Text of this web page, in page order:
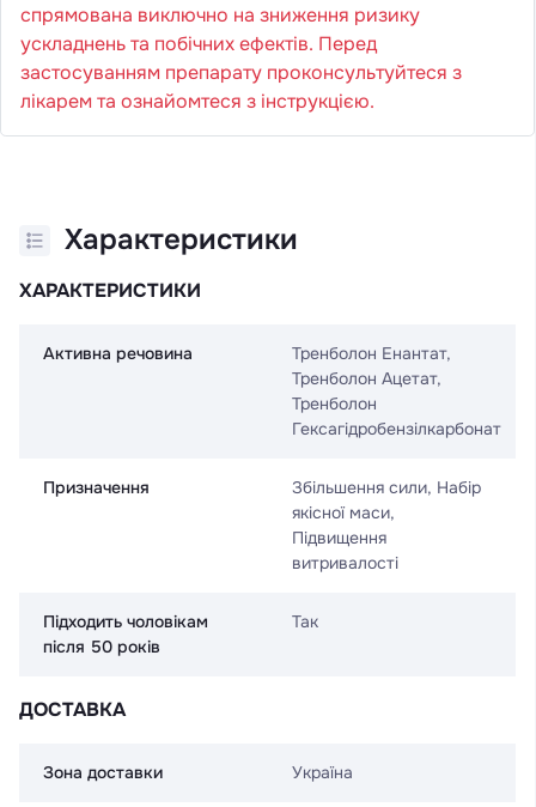
спрямована виключно на зниження ризику
ускладнень та побічних ефектів. Перед
застосуванням препарату проконсультуйтеся з
лікарем та ознайомтеся з інструкцією.
Характеристики
ХАРАКТЕРИСТИКИ
Активна речовина
Тренболон Eнантат,
Тренболон Ацетат,
Тренболон
Гексагідробензілкарбонат
Призначення
Збільшення сили, Набір
якісної маси,
Підвищення
витривалості
Підходить чоловікам
після 50 років
Так
ДОСТАВКА
Зона доставки Україна